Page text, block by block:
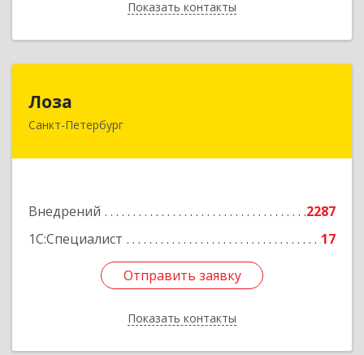
Показать контакты
Назад
Лоза
Санкт-Петербург
Внедрений
2287
1С:Специалист
17
Отправить заявку
Показать контакты
194044, Санкт-Петербург г, Выборгская наб,
Отправить заявку
Назад